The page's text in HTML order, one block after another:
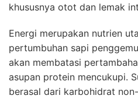
khususnya otot dan lemak
Energi merupakan nutrien
pertumbuhan sapi
akan membatasi
asupan protein mencukupi.
berasal dari karbohidrat